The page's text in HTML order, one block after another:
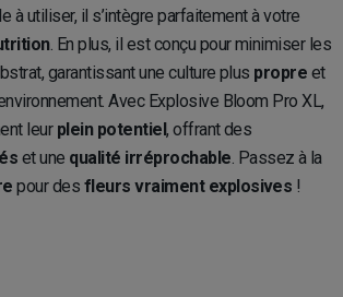
à utiliser, il s’intègre parfaitement à votre
. En plus, il est conçu pour minimiser les
garantissant une culture plus propre et
Avec Explosive Bloom Pro XL,
leur plein potentiel, offrant des
et une qualité irréprochable. Passez à la
pour des fleurs vraiment explosives !